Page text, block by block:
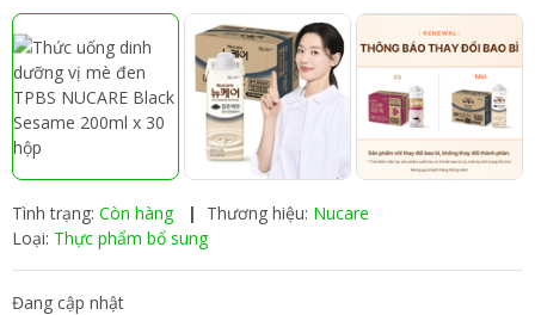
Tình trạng: Còn hàng | Thương hiệu: Nucare
Loại: Thực phẩm bổ sung
Đang cập nhật